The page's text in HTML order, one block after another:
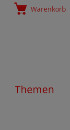
Warenkorb
Themen